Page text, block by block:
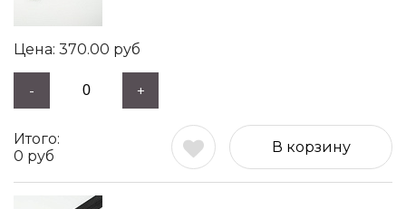
370.00 руб
- +
0 руб
В корзину